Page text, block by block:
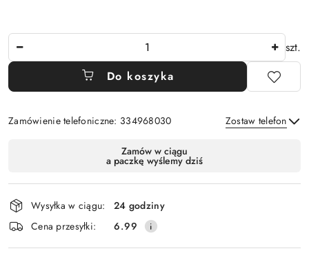
szt.
Do koszyka
Zamówienie telefoniczne: 334968030 Zostaw telefon
Wyślij
dostawa
Zamów w ciągu
a paczkę wyślemy dziś
Wysyłka w ciągu:
24 godziny
Cena przesyłki:
6.99